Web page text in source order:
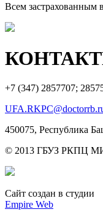
Всем застрахованным
+7 (347) 2857707;
450075, Республика
© 2013 ГБУЗ РКПЦ
Сайт создан в студии
Empire Web